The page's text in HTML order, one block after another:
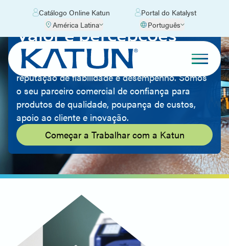
Catálogo Online Katun
Portal do Katalyst
América Latina
Português
Valor e percepções
Com décadas de experiência na indústria de
consumíveis de imagem, a Katun construiu uma
reputação de fiabilidade e desempenho. Somos
o seu parceiro comercial de confiança para
produtos de qualidade, poupança de custos,
apoio ao cliente e inovação.
Começar a Trabalhar com a Katun